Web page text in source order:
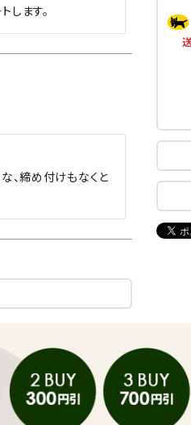
します。
、締め付けもなくと